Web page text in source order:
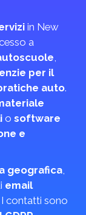
in New
a
,
per il
auto.
o software
e
geografica,
email
I contatti sono